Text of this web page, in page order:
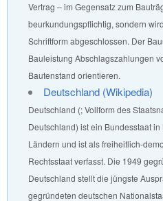
Vertrag – im Gegensatz zum
beurkundungspflichtig, sondern
Schriftform abgeschlossen. Der
Bauleistung Abschlagszahlungen
Bautenstand orientieren.
Deutschland (Wikipedia)
Deutschland (; Vollform des
Deutschland) ist ein Bundesstaat
Ländern und ist als freiheitlich-
Rechtsstaat verfasst. Die 1949
Deutschland stellt die jüngste
gegründeten deutschen